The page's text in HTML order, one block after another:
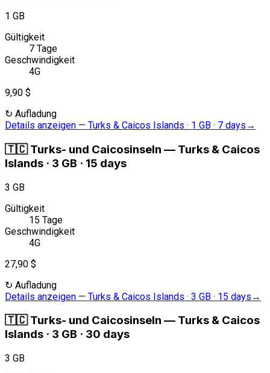
1 GB
Gültigkeit
7 Tage
Geschwindigkeit
4G
9,90 $
↻ Aufladung
Details anzeigen — Turks & Caicos Islands · 1 GB · 7 days →
🇹🇨 Turks- und Caicosinseln — Turks & Caicos
Islands · 3 GB · 15 days
3 GB
Gültigkeit
15 Tage
Geschwindigkeit
4G
27,90 $
↻ Aufladung
Details anzeigen — Turks & Caicos Islands · 3 GB · 15 days →
🇹🇨 Turks- und Caicosinseln — Turks & Caicos
Islands · 3 GB · 30 days
3 GB